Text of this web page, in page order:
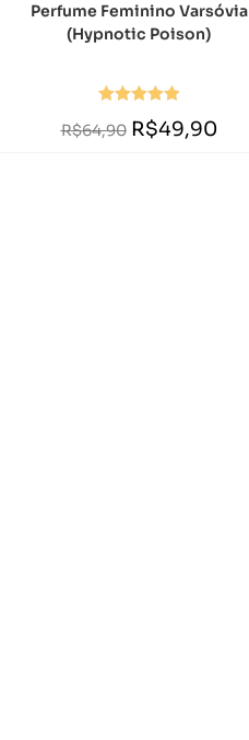
Perfume Feminino Varsóvia
(Hypnotic Poison)
Avaliação
5.00 de 5
R$64,90 R$49,90